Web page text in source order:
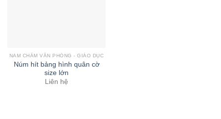
NAM CHÂM VĂN PHÒNG - GIÁO DỤC
Núm hít bảng hình quân cờ
size lớn
Liên hệ